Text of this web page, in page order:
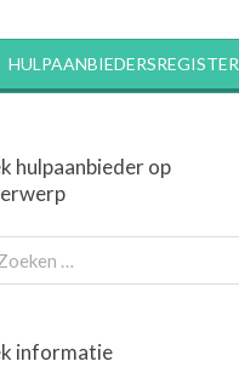
HULPAANBIEDERSREGISTER
hulpaanbieder op
informatie